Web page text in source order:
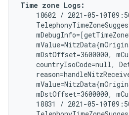
Time zone Logs:
18602 / 2021-05-
mDstOffset=3600000,
countryIsoCode=null,
mDstOffset=3600000,
18831 / 2021-05-